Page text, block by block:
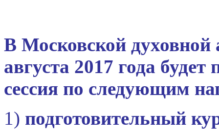
В Московской духовной
августа 2017 года
сессия по следующим
1) подготовительный